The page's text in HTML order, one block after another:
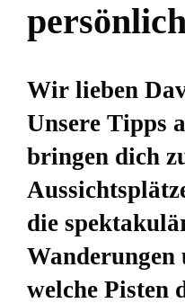
Wir lieben
Unsere Tipps
bringen dich
die
Wanderungen
welche Pisten